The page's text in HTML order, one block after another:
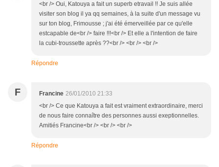
<br /> Oui, Katouya a fait un superb etravail !! Je suis allée
visiter son blog il ya qq semaines, à la suite d'un message vu
sur ton blog, Frimousse ; j'ai été émerveillée par ce qu'elle
estcapable de<br /> faire !!!<br /> Et elle a l'intention de faire
la cubi-troussette après ??<br /> <br /> <br />
Répondre
F Francine 26/01/2010 21:33
<br /> Ce que Katouya a fait est vraiment extraordinaire, merci
de nous faire connaître des personnes aussi exeptionnelles.
Amitiés Francine<br /> <br /> <br />
Répondre